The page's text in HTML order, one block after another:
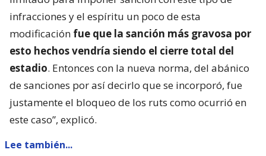
infracciones y el espíritu un poco de esta
modificación fue que la sanción más gravosa por
esto hechos vendría siendo el cierre total del
estadio. Entonces con la nueva norma, del abánico
de sanciones por así decirlo que se incorporó, fue
justamente el bloqueo de los ruts como ocurrió en
este caso”, explicó.
Lee también...